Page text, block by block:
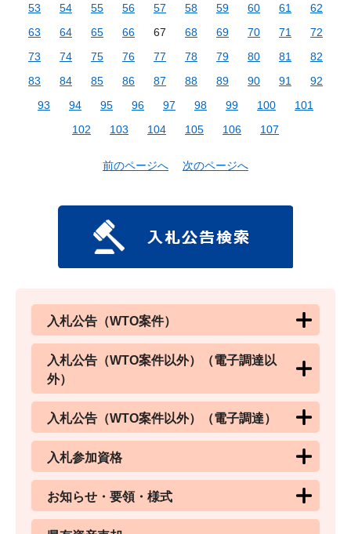
53
54 55 56 57 58 59 60 61
62
63
64 65 66 67 68 69 70 71
72
73
74 75 76 77 78 79 80 81
82
83
84 85 86 87 88 89 90 91
92
93
94 95 96 97 98 99 100
101
102
103 104 105 106 107
前のページへ 次のページへ
入札公告（WTO案件）
入札公告（WTO案件以外）（電子調達以
外）
入札公告（WTO案件以外）（電子調達）
入札参加資格
お知らせ・要領・様式